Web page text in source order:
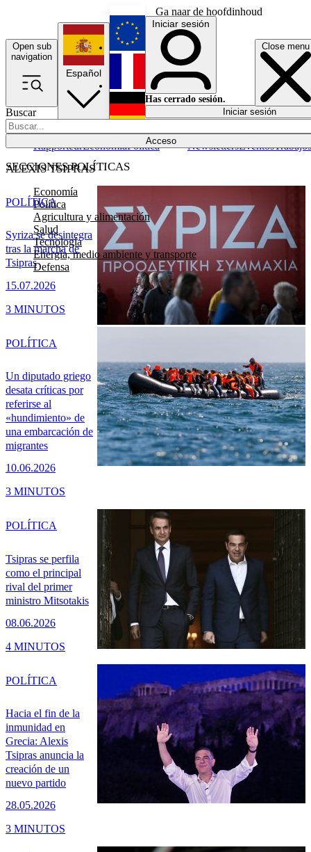
Ga naar de hoofdinhoud
Open sub
navigation
Close menu
Buscar
Acceso
SECCIONES POLÍTICAS
Economía
Política
Agricultura y alimentación
Salud
Tecnología
Energía, medio ambiente y transporte
Defensa
RapporteurEconomíaPolítica NewslettersEventosTrabajos
Español
English
Français
Iniciar sesión
Has cerrado sesión.
Iniciar sesión
ALEXIS TSIPRAS
Syriza se desintegra
tras la marcha de
Tsipras
15.07.2026
POLÍTICA
3 MINUTOS
Un diputado griego
desata críticas por
referirse al
«hundimiento» de
una embarcación de
migrantes
10.06.2026
POLÍTICA
3 MINUTOS
Tsipras se perfila
como el principal
rival del primer
ministro Mitsotakis
08.06.2026
POLÍTICA
4 MINUTOS
Hacia el fin de la
inmunidad en
Grecia: Alexis
Tsipras anuncia la
creación de un
nuevo partido
28.05.2026
POLÍTICA
3 MINUTOS